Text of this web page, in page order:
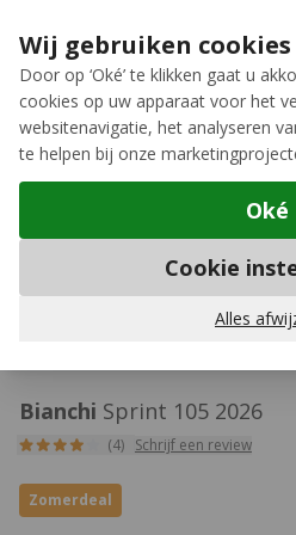
Wij gebruiken cookies
Door op ‘Oké’ te klikken gaat u
cookies op uw apparaat voor het
websitenavigatie, het analyseren
te helpen bij onze
Oké
Cookie
Alles
Meer keuze,
Carbon racefietsen
SyntaxError: Unexpected
Bianchi Sprint 105 2026
(4) Schrijf een review
Zomerdeal